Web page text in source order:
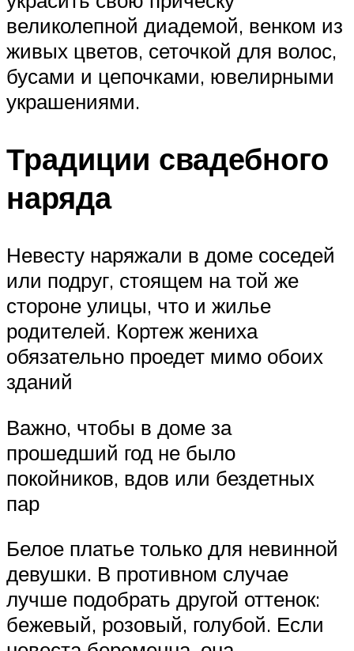
великолепной диадемой, венком из
живых цветов, сеточкой для волос,
бусами и цепочками, ювелирными
украшениями.
Традиции свадебного
наряда
Невесту наряжали в доме соседей
или подруг, стоящем на той же
стороне улицы, что и жилье
родителей. Кортеж жениха
обязательно проедет мимо обоих
зданий
Важно, чтобы в доме за
прошедший год не было
покойников, вдов или бездетных
пар
Белое платье только для невинной
девушки. В противном случае
лучше подобрать другой оттенок:
бежевый, розовый, голубой. Если